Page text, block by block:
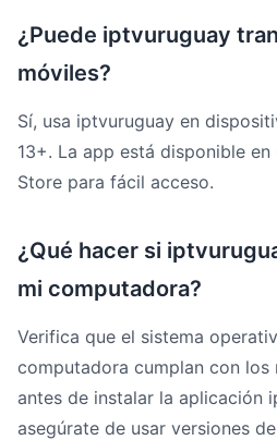
¿Puede iptvuruguay
móviles?
Sí, usa iptvuruguay en
13+. La app está disponible
Store para fácil acceso.
¿Qué hacer si
mi computadora?
Verifica que el sistema
computadora cumplan con los
antes de instalar la aplicación
asegúrate de usar versiones